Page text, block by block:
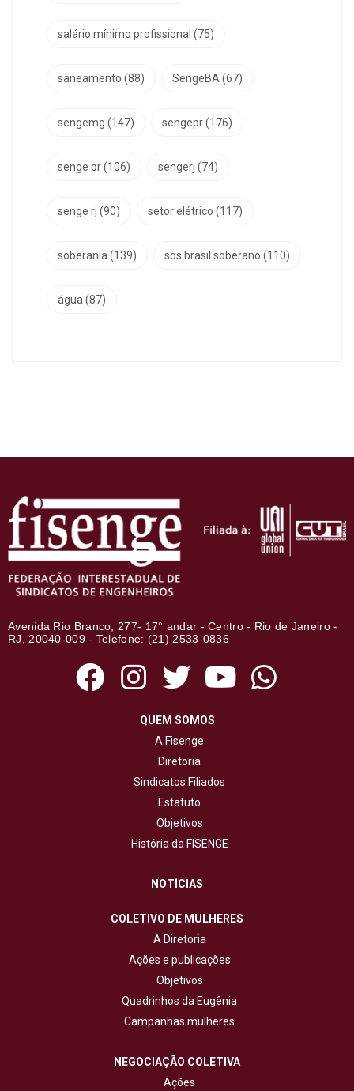
salário mínimo profissional (75)
saneamento (88) SengeBA (67)
sengemg (147) sengepr(176)
senge pr(106) sengerj (74)
senge rj (90) setor elétrico (117)
soberania (139) sos brasil soberano (110)
água (87)
Avenida Rio Branco, 277- 17° andar - Centro - Rio de Janeiro -
RJ, 20040-009 - Telefone: (21) 2533-0836
QUEM SOMOS
A Fisenge
Diretoria
Sindicatos Filiados
Estatuto
Objetivos
História da FISENGE
NOTÍCIAS
COLETIVO DE MULHERES
A Diretoria
Ações e publicações
Objetivos
Quadrinhos da Eugênia
Campanhas mulheres
NEGOCIAÇÃO COLETIVA
Ações